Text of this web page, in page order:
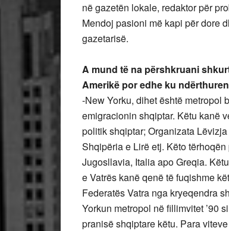
në gazetën lokale, redaktor për
Mendoj pasioni më kapi për dore
gazetarisë.
A mund të na përshkruani
Amerikë por edhe ku
-New Yorku, dihet është metropol
emigracionin shqiptar. Këtu kanë
politik shqiptar; Organizata
Shqipëria e Lirë etj. Këto
Jugosllavia, Italia apo Greqia.
e Vatrës kanë qenë të fuqishme
Federatës Vatra nga kryeqendra
Yorkun metropol në fillimvitet ’90
pranisë shqiptare këtu. Para